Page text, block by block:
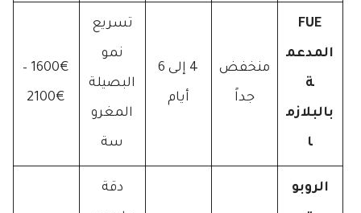
FUE
المدعم
ة
بالبلازم
ا
منخفض
جداً
4 إلى 6
أيام
تسريع
نمو
البصيلة
المغرو
سة
1600€ –
2100€
الروبو دقة